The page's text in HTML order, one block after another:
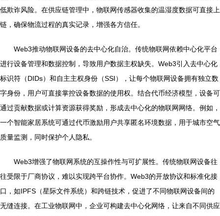
低欺诈风险。在供应链管理中，物联网传感器收集的温湿度数据可直接上
链，确保物流过程的真实记录，增强各方信任。
Web3推动物联网设备的去中心化自治。传统物联网依赖中心化平台
进行设备管理和数据控制，导致用户数据主权缺失。Web3引入去中心化
标识符（DIDs）和自主主权身份（SSI），让每个物联网设备拥有独立数
字身份，用户可直接掌控设备数据的使用权。结合代币经济模型，设备可
通过贡献数据或计算资源获得奖励，形成去中心化的物联网网络。例如，
一个智能家居系统可通过代币激励用户共享匿名环境数据，用于城市空气
质量监测，同时保护个人隐私。
Web3增强了物联网系统的互操作性与可扩展性。传统物联网设备往
往受限于厂商协议，难以实现跨平台协作。Web3的开放协议和标准化接
口，如IPFS（星际文件系统）和跨链技术，促进了不同物联网设备间的
无缝连接。在工业物联网中，企业可构建去中心化网络，让来自不同供应